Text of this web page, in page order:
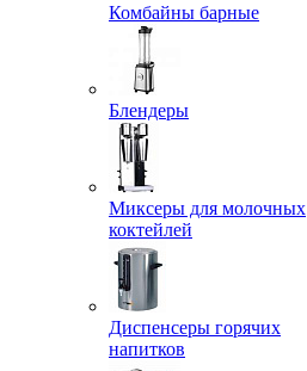
Комбайны барные
Блендеры
Миксеры для молочных
коктейлей
Диспенсеры горячих
напитков